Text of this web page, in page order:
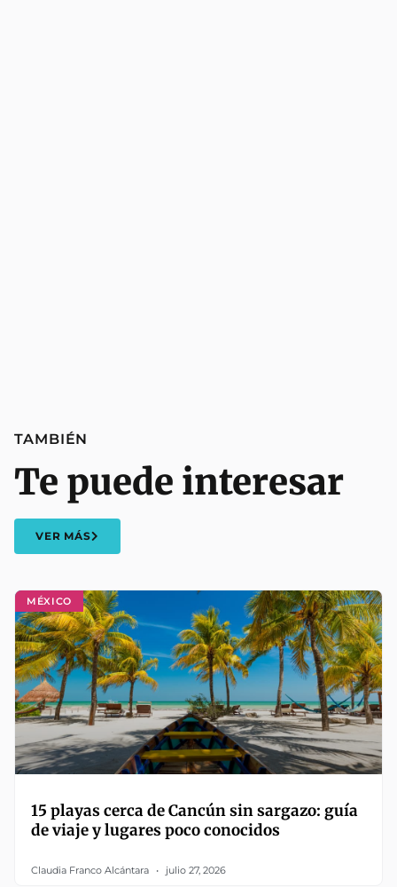
MÉXICO
15 playas cerca de Cancún sin sargazo: guía
de viaje y lugares poco conocidos
Claudia Franco Alcántara julio 27, 2026
TAMBIÉN
Te puede interesar
VER MÁS